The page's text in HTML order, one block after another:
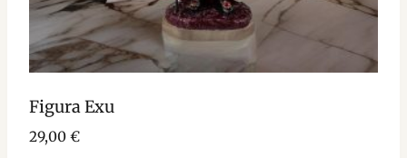
Figura Exu
29,00 €